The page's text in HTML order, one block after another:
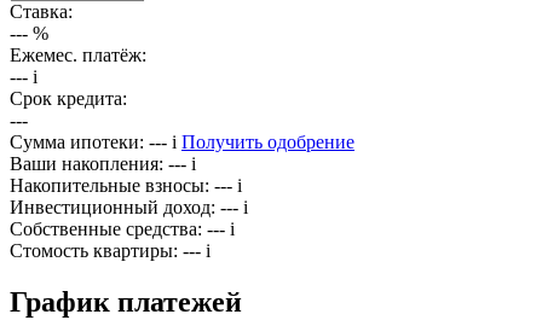
Ставка:
--- %
Ежемес. платёж:
--- i
Срок кредита:
---
Сумма ипотеки: --- i Получить одобрение
Ваши накопления: --- i
Накопительные взносы: --- i
Инвестиционный доход: --- i
Собственные средства: --- i
Стомость квартиры: --- i
График платежей